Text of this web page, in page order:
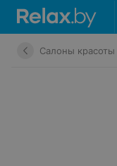
Салоны